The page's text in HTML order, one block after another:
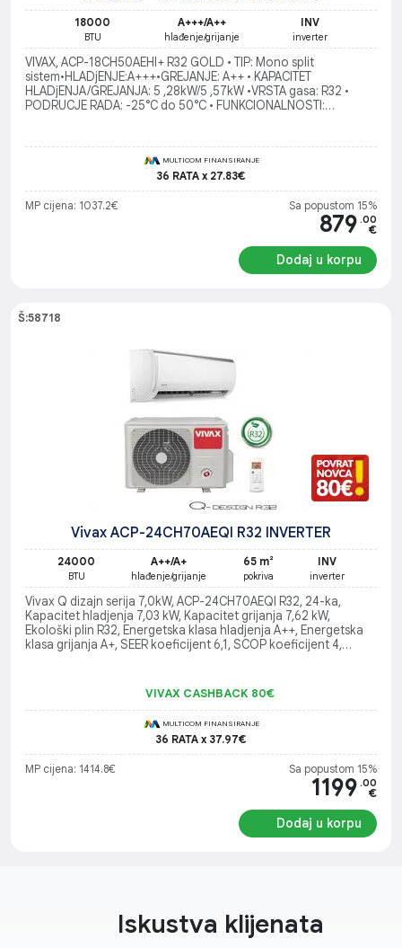
18000
BTU
A+++/A++
hlađenje/grijanje
INV
inverter
VIVAX, ACP-18CH50AEHI+ R32 GOLD • TIP: Mono split
sistem•HLADjENJE:A+++•GREJANJE: A++ • KAPACITET
HLADjENJA/GREJANJA: 5 ,28kW/5 ,57kW •VRSTA gasa: R32 •
PODRUCJE RADA: -25°C do 50°C • FUNKCIONALNOSTI:
MULTICOM FINANSIRANJE
36 RATA x 27.83€
MP cijena: 1037.2€ Sa popustom 15%
879 .00
€
Dodaj u korpu
Š:58718
Vivax ACP-24CH70AEQI R32 INVERTER
24000
BTU
A++/A+
hlađenje/grijanje
65 m²
pokriva
INV
inverter
Vivax Q dizajn serija 7,0kW, ACP-24CH70AEQI R32, 24-ka,
Kapacitet hladjenja 7,03 kW, Kapacitet grijanja 7,62 kW,
Ekološki plin R32, Energetska klasa hladjenja A++, Energetska
klasa grijanja A+, SEER koeficijent 6,1, SCOP koeficijent 4,
VIVAX CASHBACK 80€
MULTICOM FINANSIRANJE
36 RATA x 37.97€
MP cijena: 1414.8€ Sa popustom 15%
1199 .00
€
Dodaj u korpu
Iskustva klijenata